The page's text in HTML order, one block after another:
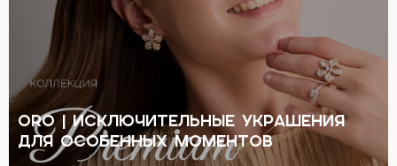
ORO | Исключительные украшения
для особенных моментов